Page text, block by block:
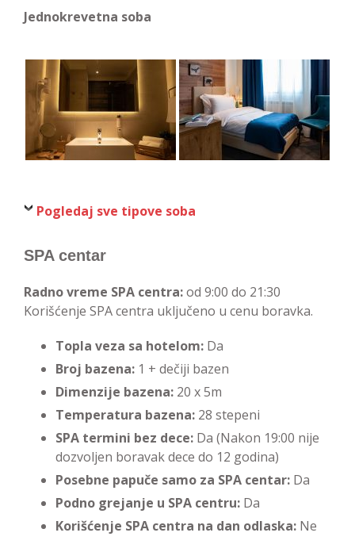
Jednokrevetna soba
Pogledaj sve tipove soba
SPA centar
Radno vreme SPA centra:od 9:00 do 21:30
Korišćenje SPA centra uključeno u cenu boravka.
Topla veza sa hotelom: Da
Broj bazena: 1 + dečiji bazen
Dimenzije bazena: 20 x 5m
Temperatura bazena: 28 stepeni
SPA termini bez dece: Da (Nakon 19:00 nije
dozvoljen boravak dece do 12 godina)
Posebne papuče samo za SPA centar: Da
Podno grejanje u SPA centru: Da
Korišćenje SPA centra na dan odlaska: Ne